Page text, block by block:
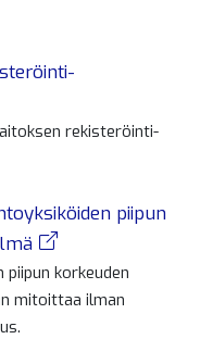
rekisteröinti-
piipun
korkeuden
mitoittaa ilman